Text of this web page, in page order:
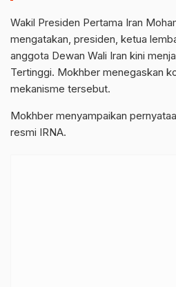
Wakil Presiden Pertama Iran
mengatakan, presiden, ketua
anggota Dewan Wali Iran kini
Tertinggi. Mokhber menegaskan
mekanisme tersebut.
Mokhber menyampaikan
resmi IRNA.